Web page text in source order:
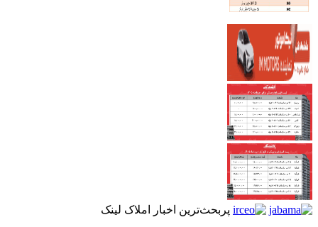
پربحث‌ترین اخبار املاک لینک